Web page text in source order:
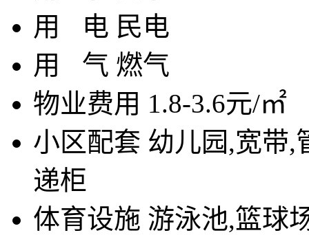
用
电 民电
用 气 燃气
物业费用 1.8-3.6元/㎡
小区配套 幼儿园,宽带,
递柜
体育设施 游泳池,篮球